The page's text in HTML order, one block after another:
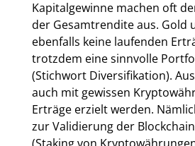
Kapitalgewinne machen oft
der Gesamtrendite aus. Gold
ebenfalls keine laufenden
trotzdem eine sinnvolle
(Stichwort Diversifikation).
auch mit gewissen
Erträge erzielt werden.
zur Validierung der